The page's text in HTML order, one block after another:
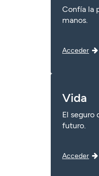
Confía la
manos.
Acceder
Vida
El seguro
futuro.
Acceder